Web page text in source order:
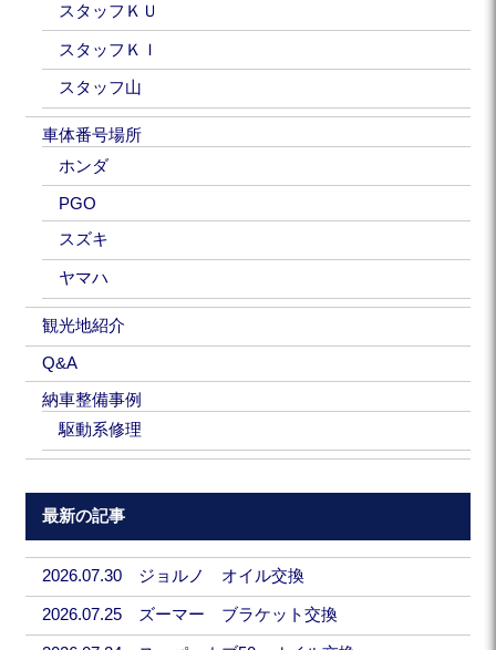
スタッフＫＵ
スタッフＫＩ
スタッフ山
車体番号場所
ホンダ
PGO
スズキ
ヤマハ
観光地紹介
Q&A
納車整備事例
駆動系修理
最新の記事
2026.07.30 ジョルノ オイル交換
2026.07.25 ズーマー ブラケット交換